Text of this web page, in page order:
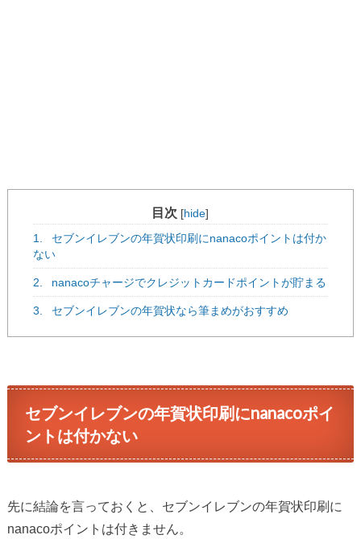
目次 [hide]
1.
セブンイレブンの年賀状印刷にnanacoポイントは付か
ない
2. nanacoチャージでクレジットカードポイントが貯まる
3. セブンイレブンの年賀状なら筆まめがおすすめ
セブンイレブンの年賀状印刷にnanacoポイ
ントは付かない
先に結論を言っておくと、セブンイレブンの年賀状印刷に
nanacoポイントは付きません。